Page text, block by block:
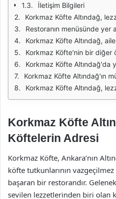
İletişim Bilgileri
Korkmaz Köfte Altındağ, lezzetli köfteleriyle tanınan bir mekan olarak, köfte severlerin vazgeçilmez adreslerinden biri haline gelmiştir. Bu restoran, geleneksel Türk mutfağının en güzel örneklerini sunarken, özellikle
Restoranın menüsünde yer alan köfteler, farklı damak tatlarına hitap edecek şekilde çeşitlendirilmiştir. Izgara köfte, fırın köfte ve çeşitleri gibi menü seçenekleri, her yaştan misafirin beğenisini kazanmaktadır. Ayrıca,
Korkmaz Köfte Altındağ, aile dostu bir ortam sunarak, misafirlerin keyifli bir yemek deneyimi yaşamasını sağlamaktadır. Restoranın iç tasarımı, sıcak renklerle dekore edilmiş olup, konforlu
Korkmaz Köfte'nin bir diğer önemli özelliği de hijyen standartlarına olan bağlılığıdır. Restoran, gıda güvenliği ve hijyen konularında titiz bir yaklaşım sergilemektedir. Tüm
Korkmaz Köfte Altındağ'da yapılan önemli etkinlikler ve kampanyalar, misafirlerin ilgisini çekmektedir. Bayramlar, özel günler ve hafta sonları gibi dönemlerde düzenlenen kampanyalar, restoranın tercih edilme
Korkmaz Köfte Altındağ'ın müşteri memnuniyetine verdiği önem, restoranın başarısının anahtarıdır. Misafirlerin geri dönüşlerine değer veren Korkmaz Köfte, sürekli olarak kendini geliştirmekte ve
Korkmaz Köfte Altındağ, lezzetli köfteleri ve samimi hizmeti ile Ankara'nın en sevilen mekanlarından biri olmayı başarmıştır. Ziyaretçilerini sıcak bir atmosferde ağırlayan
Korkmaz Köfte
Köftelerin Adresi
Korkmaz Köfte, Ankara’nın
köfte tutkunlarının
başaran bir restorandır.
sevilen lezzetlerinden biri olan